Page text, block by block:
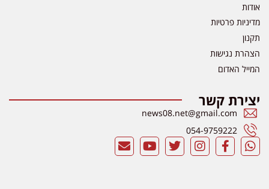
אודות
מדיניות פרטיות
תקנון
הצהרת נגישות
המייל האדום
יצירת קשר
news08.net@gmail.com
054-9759222